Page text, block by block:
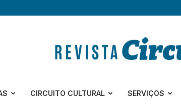
Revista
CIRCUITO CULTURAL SERVIÇOS